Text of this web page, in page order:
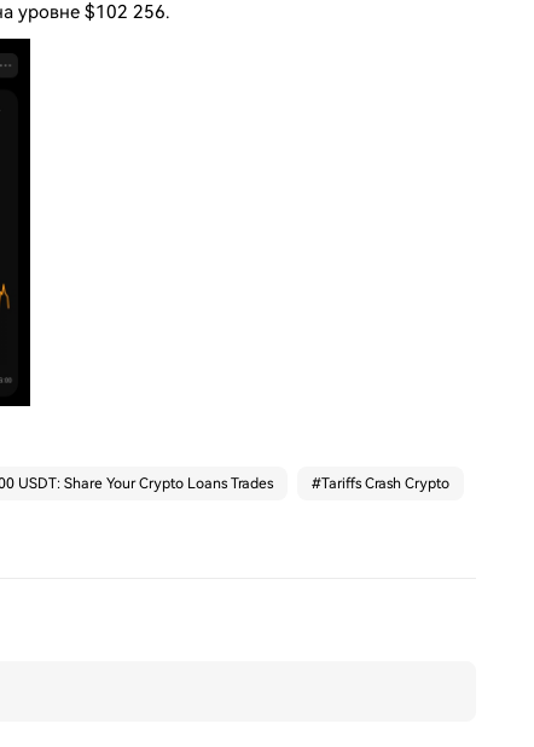
уровне $102 256.
USDT: Share Your Crypto Loans Trades #Tariffs Crash Crypto